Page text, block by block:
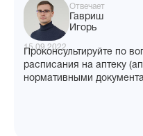
Отвечает
Гавриш
Игорь
15.09.2022
Проконсультируйте по
расписания на аптеку
нормативными